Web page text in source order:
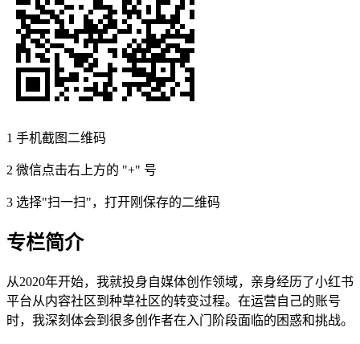
1 手机截图二维码
2 微信点击右上方的 "+" 号
3 选择"扫一扫"，打开刚保存的二维码
专栏简介
从2020年开始，我就投身自媒体创作领域，亲身经历了小红书
平台从内容社区到种草社区的转变过程。在运营自己的账号
时，我深刻体会到很多创作者在入门阶段面临的困惑和挑战。